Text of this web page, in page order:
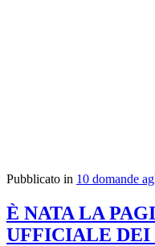
Pubblicato in 10 domande
È NATA LA
UFFICIALE